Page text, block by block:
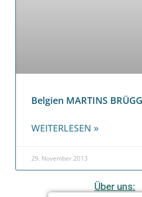
Belgien MARTINS
WEITERLESEN »
29. November 2013
Über uns: